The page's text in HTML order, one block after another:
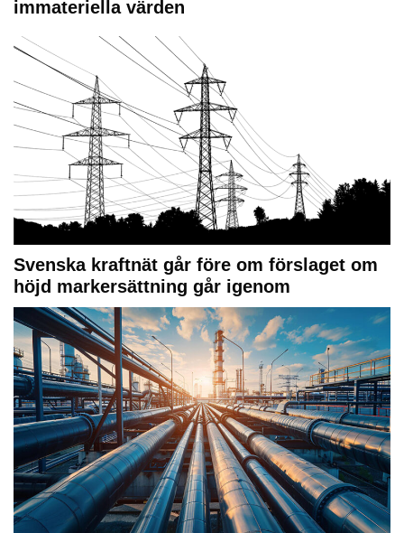
immateriella värden
Svenska kraftnät går före om förslaget om
höjd markersättning går igenom